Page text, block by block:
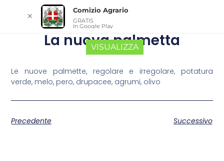
La nuova palmetta
Le nuove palmette, regolare e irregolare, potatura
verde, melo, pero, drupacee, agrumi, olivo
Precedente Successivo
✕
Comizio Agrario
GRATIS
In Google Play
VISUALIZZA